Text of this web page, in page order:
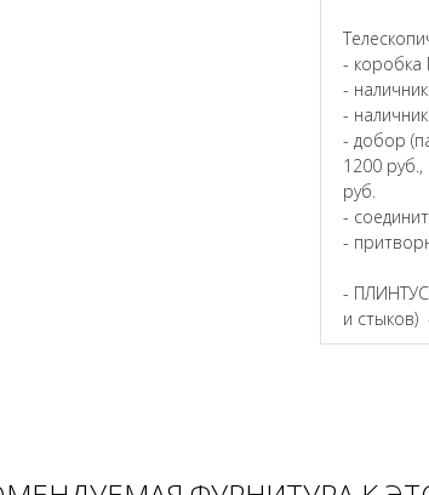
-
-
-
- добор
1200
руб.
-
-
- ПЛИНТУС
и стыков)